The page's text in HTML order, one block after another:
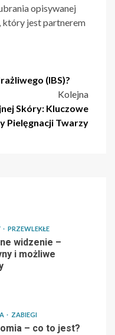
opisywanej
który jest partnerem
(IBS)?
Kolejna
Skóry: Kluczowe
Pielęgnacji Twarzy
PRZEWLEKŁE
widzenie –
i możliwe
ZABIEGI
– co to jest?